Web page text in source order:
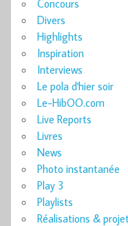
Concours
Divers
Highlights
Inspiration
Interviews
Le pola d'hier soir
Le-HibOO.com
Live Reports
Livres
News
Photo instantanée
Play 3
Playlists
Réalisations &